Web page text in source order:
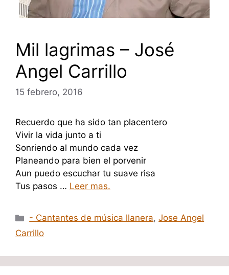
Mil lagrimas – José
Angel Carrillo
15 febrero, 2016
Recuerdo que ha sido tan placentero
Vivir la vida junto a ti
Sonriendo al mundo cada vez
Planeando para bien el porvenir
Aun puedo escuchar tu suave risa
Tus pasos … Leer mas.
Categorías
- Cantantes de música llanera,Jose Angel
Carrillo